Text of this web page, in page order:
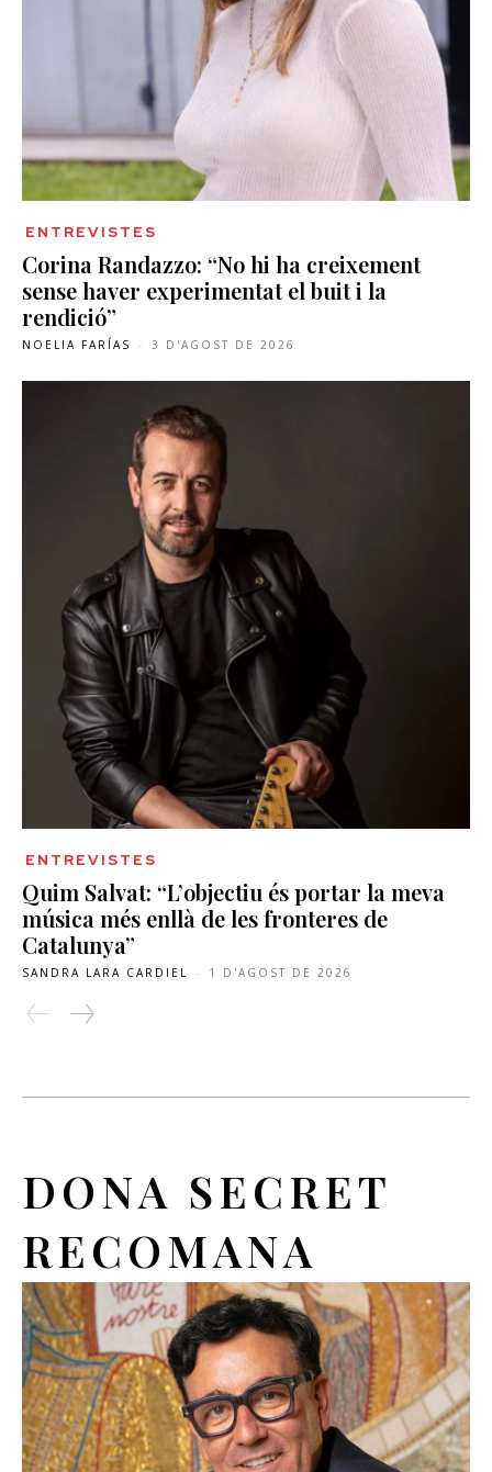
ENTREVISTES
Corina Randazzo: “No hi ha creixement
sense haver experimentat el buit i la
rendició”
NOELIA FARÍAS - 3 D'AGOST DE 2026
ENTREVISTES
Quim Salvat: “L’objectiu és portar la meva
música més enllà de les fronteres de
Catalunya”
SANDRA LARA CARDIEL - 1 D'AGOST DE 2026
DONA SECRET
RECOMANA